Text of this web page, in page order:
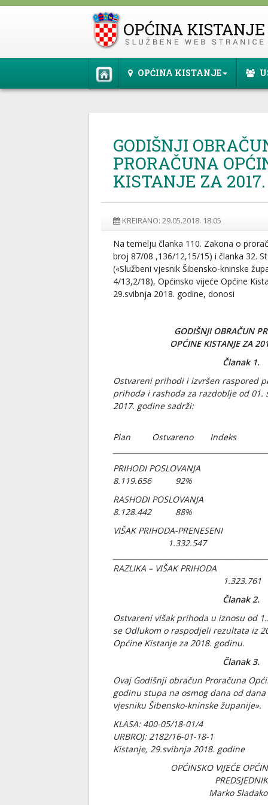
OPĆINA KISTANJE
GODIŠNJI
PRORAČUNA
KISTANJE ZA
KREIRANO: 29.05.2018. 18:05
Na temelju članka 110. Zakona o
broj 87/08 ,136/12,15/15) i članka 32.
(«Službeni vjesnik Šibensko-kninske
4/13,2/18), Općinsko vijeće Općine
29.svibnja 2018. godine, donosi
GODIŠNJI OBRAČUN
OPĆINE KISTANJE ZA
Članak 1.
Ostvareni prihodi i izvršen raspored
prihoda i rashoda za razdoblje od 01.
2017. godine sadrži:
Plan Ostvareno Indeks
PRIHODI
8.119.656 92%
RASHODI
8.128.442 88%
VIŠAK PRIHODA-
1.332.547
RAZLIKA – VIŠAK PRIHODA
1.323.761
Članak 2.
Ostvareni višak prihoda u iznosu od
se Odlukom o raspodjeli rezultata iz
Općine Kistanje za 2018. godinu.
Članak 3.
Ovaj Godišnji obračun Proračuna
godinu stupa na osmog dana od
vjesniku Šibensko-kninske županije».
KLASA: 400-05/18-01/4
URBROJ: 2182/16-01-18-1
Kistanje, 29.svibnja 2018. godine
OPĆINSKO VIJEĆE
PREDSJEDNIK
Marko